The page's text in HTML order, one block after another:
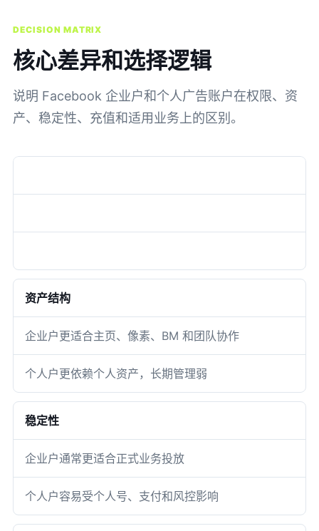
DECISION MATRIX
核心差异和选择逻辑
说明 Facebook 企业户和个人广告账户在权限、资
产、稳定性、充值和适用业务上的区别。
资产结构
企业户更适合主页、像素、BM 和团队协作
个人户更依赖个人资产，长期管理弱
稳定性
企业户通常更适合正式业务投放
个人户容易受个人号、支付和风控影响